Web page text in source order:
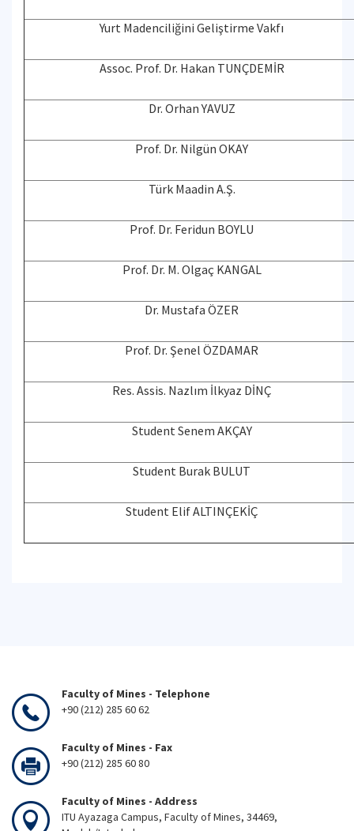
Yurt Madenciliğini Geliştirme Vakfı
Assoc. Prof. Dr. Hakan TUNÇDEMİR
Dr. Orhan YAVUZ
Prof. Dr. Nilgün OKAY
Türk Maadin A.Ş.
Prof. Dr. Feridun BOYLU
Prof. Dr. M. Olgaç KANGAL
Dr. Mustafa ÖZER
Prof. Dr. Şenel ÖZDAMAR
Res. Assis. Nazlım İlkyaz DİNÇ
Student Senem AKÇAY
Student Burak BULUT
Student Elif ALTINÇEKİÇ
Faculty of Mines - Telephone
+90 (212) 285 60 62
Faculty of Mines - Fax
+90 (212) 285 60 80
Faculty of Mines - Address
ITU Ayazaga Campus, Faculty of Mines, 34469,